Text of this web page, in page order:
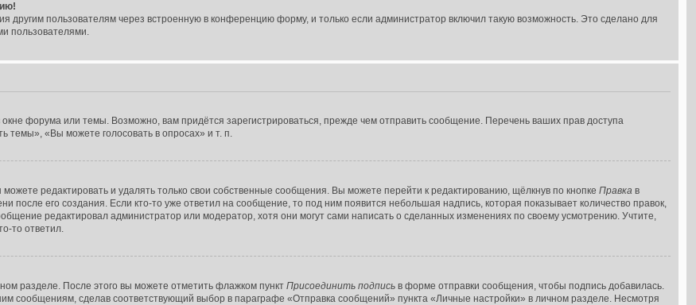
другим пользователям через встроенную в конференцию форму, и только если администратор включил такую возможность. Это сделано для
пользователями.
форума или темы. Возможно, вам придётся зарегистрироваться, прежде чем отправить сообщение. Перечень ваших прав доступа
«Вы можете голосовать в опросах» и т. п.
редактировать и удалять только свои собственные сообщения. Вы можете перейти к редактированию, щёлкнув по кнопке Правка в
после его создания. Если кто-то уже ответил на сообщение, то под ним появится небольшая надпись, которая показывает количество правок,
редактировал администратор или модератор, хотя они могут сами написать о сделанных изменениях по своему усмотрению. Учтите,
то ответил.
разделе. После этого вы можете отметить флажком пункт Присоединить подпись в форме отправки сообщения, чтобы подпись добавилась.
сообщениям, сделав соответствующий выбор в параграфе «Отправка сообщений» пункта «Личные настройки» в личном разделе. Несмотря